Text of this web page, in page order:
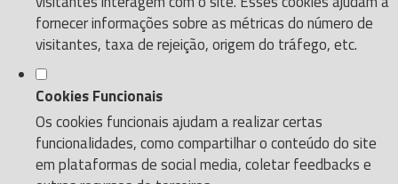
fornecer informações sobre as métricas do número de
visitantes, taxa de rejeição, origem do tráfego, etc.
Cookies Funcionais
Os cookies funcionais ajudam a realizar certas
funcionalidades, como compartilhar o conteúdo do site
em plataformas de social media, coletar feedbacks e